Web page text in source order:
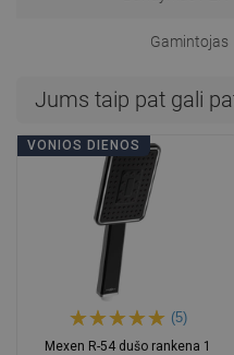
Gamintojas
Jums taip pat gali
VONIOS DIENOS
(5)
Mexen R-54 dušo rankena 1